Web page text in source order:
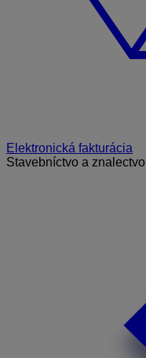
Elektronická fakturácia
Stavebníctvo a znalectvo